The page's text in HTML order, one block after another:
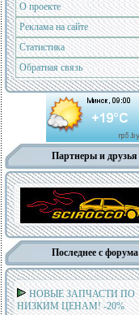
О проекте
Реклама на сайте
Статистика
Обратная связь
Партнеры и друзья
Последнее с форума
НОВЫЕ ЗАПЧАСТИ ПО
НИЗКИМ ЦЕНАМ! -20%